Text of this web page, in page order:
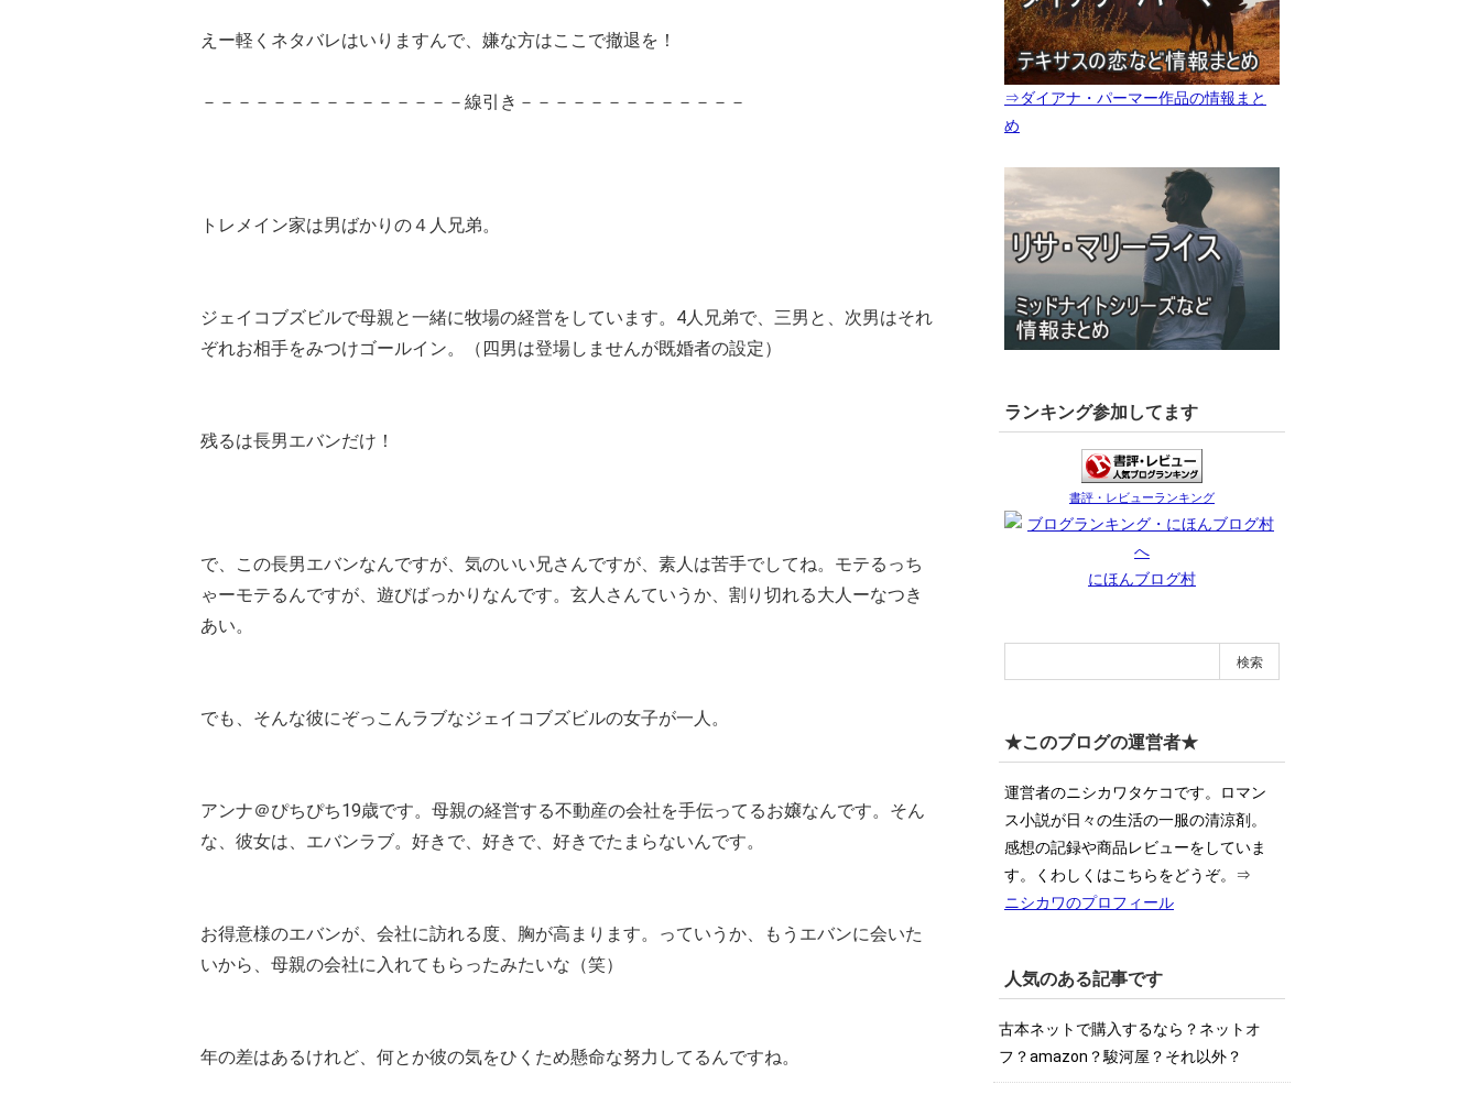
えー軽くネタバレはいりますんで、嫌な方はここで撤退を！
－－－－－－－－－－－－－－－線引き－－－－－－－－－－－－－
トレメイン家は男ばかりの４人兄弟。
ジェイコブズビルで母親と一緒に牧場の経営をしています。4人兄弟で、三男と、次男はそれ
ぞれお相手をみつけゴールイン。（四男は登場しませんが既婚者の設定）
残るは長男エバンだけ！
で、この長男エバンなんですが、気のいい兄さんですが、素人は苦手でしてね。モテるっち
ゃーモテるんですが、遊びばっかりなんです。玄人さんていうか、割り切れる大人ーなつき
あい。
でも、そんな彼にぞっこんラブなジェイコブズビルの女子が一人。
アンナ＠ぴちぴち19歳です。母親の経営する不動産の会社を手伝ってるお嬢なんです。そん
な、彼女は、エバンラブ。好きで、好きで、好きでたまらないんです。
お得意様のエバンが、会社に訪れる度、胸が高まります。っていうか、もうエバンに会いた
いから、母親の会社に入れてもらったみたいな（笑）
年の差はあるけれど、何とか彼の気をひくため懸命な努力してるんですね。
⇒ダイアナ・パーマー作品の情報まと
め
ランキング参加してます
書評・レビューランキング
にほんブログ村
★このブログの運営者★
運営者のニシカワタケコです。ロマン
ス小説が日々の生活の一服の清涼剤。
感想の記録や商品レビューをしていま
す。くわしくはこちらをどうぞ。⇒
ニシカワのプロフィール
人気のある記事です
古本ネットで購入するなら？ネットオ
フ？amazon？駿河屋？それ以外？